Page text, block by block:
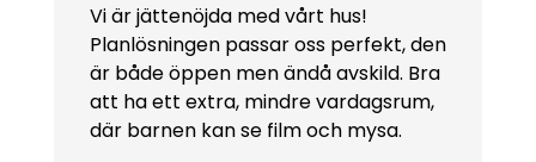
Vi är jättenöjda med vårt hus!
Planlösningen passar oss perfekt, den
är både öppen men ändå avskild. Bra
att ha ett extra, mindre vardagsrum,
där barnen kan se film och mysa.